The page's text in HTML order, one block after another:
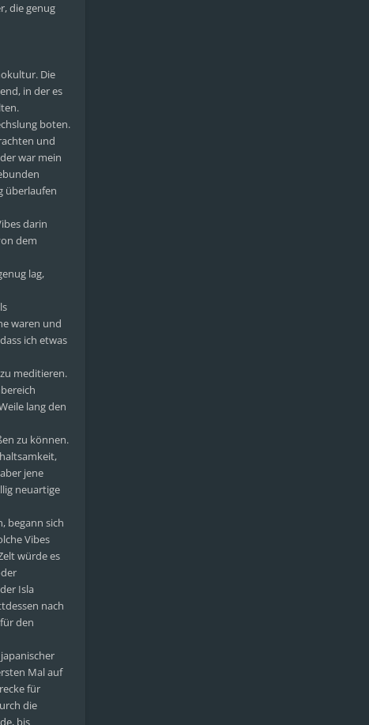
die genug
Die
in der es
boten.
und
war mein
überlaufen
darin
dem
lag,
waren und
ich etwas
meditieren.
lang den
zu können.
jene
neuartige
begann sich
Vibes
würde es
Isla
nach
den
Mal auf
für
die
bis